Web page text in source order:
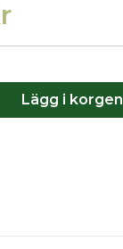
Lägg i korgen